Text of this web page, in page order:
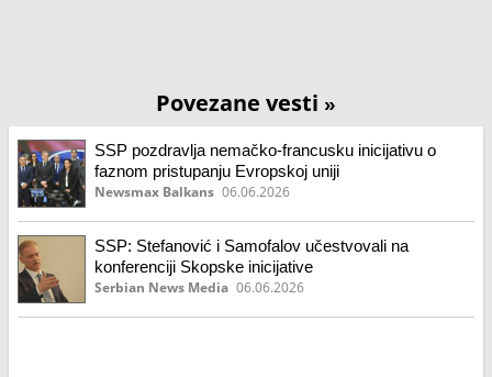
Povezane vesti »
SSP pozdravlja nemačko-francusku inicijativu o
faznom pristupanju Evropskoj uniji
Newsmax Balkans 06.06.2026
SSP: Stefanović i Samofalov učestvovali na
konferenciji Skopske inicijative
Serbian News Media 06.06.2026